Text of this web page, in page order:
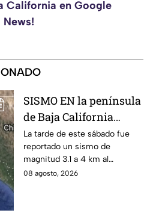
California en Google
News!
SISMO EN la península
de Baja California
sacude San José del
Cabo
La tarde de este sábado fue
reportado un sismo de
magnitud 3.1 a 4 km al
noroeste de San José del
08 agosto, 2026